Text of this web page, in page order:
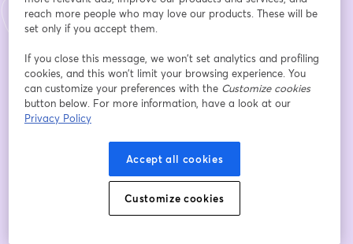
Nachname *
Comunidad Autónoma*
Entidad / Organización (solo profesionales)
Cargo (solo profesionales)
reach more people who may love our products. These will be
set only if you accept them.
If you close this message, we won’t set analytics and profiling
cookies, and this won’t limit your browsing experience. You
can customize your preferences with the Customize cookies
button below. For more information, have a look at our
Privacy Policy
Accept all cookies
Customize cookies